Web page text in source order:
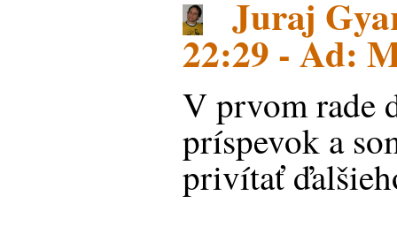
Juraj
22:29 - Ad:
V prvom rade
príspevok a
privítať